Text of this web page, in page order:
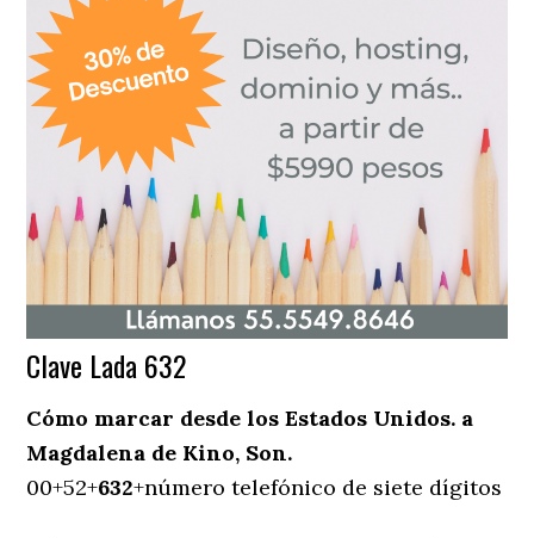
Clave Lada 632
Cómo marcar desde los Estados Unidos. a
Magdalena de Kino, Son.
00+52+632+número telefónico de siete dígitos